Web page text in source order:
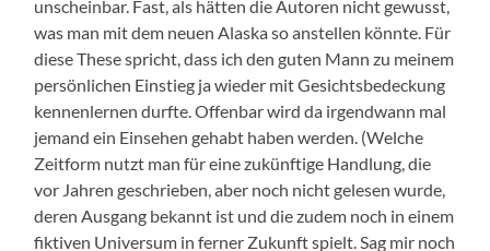
unscheinbar. Fast, als hätten die Autoren nicht gewusst,
was man mit dem neuen Alaska so anstellen könnte. Für
diese These spricht, dass ich den guten Mann zu meinem
persönlichen Einstieg ja wieder mit Gesichtsbedeckung
kennenlernen durfte. Offenbar wird da irgendwann mal
jemand ein Einsehen gehabt haben werden. (Welche
Zeitform nutzt man für eine zukünftige Handlung, die
vor Jahren geschrieben, aber noch nicht gelesen wurde,
deren Ausgang bekannt ist und die zudem noch in einem
fiktiven Universum in ferner Zukunft spielt. Sag mir noch